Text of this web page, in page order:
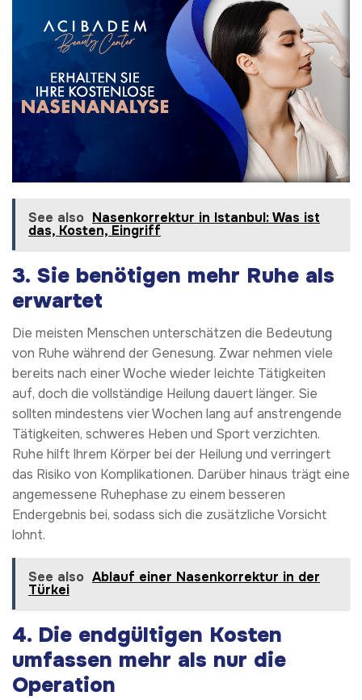
See also Nasenkorrektur in Istanbul: Was ist
das, Kosten, Eingriff
3. Sie benötigen mehr Ruhe als
erwartet
Die meisten Menschen unterschätzen die Bedeutung
von Ruhe während der Genesung. Zwar nehmen viele
bereits nach einer Woche wieder leichte Tätigkeiten
auf, doch die vollständige Heilung dauert länger. Sie
sollten mindestens vier Wochen lang auf anstrengende
Tätigkeiten, schweres Heben und Sport verzichten.
Ruhe hilft Ihrem Körper bei der Heilung und verringert
das Risiko von Komplikationen. Darüber hinaus trägt eine
angemessene Ruhephase zu einem besseren
Endergebnis bei, sodass sich die zusätzliche Vorsicht
lohnt.
See also Ablauf einer Nasenkorrektur in der
Türkei
4. Die endgültigen Kosten
umfassen mehr als nur die
Operation